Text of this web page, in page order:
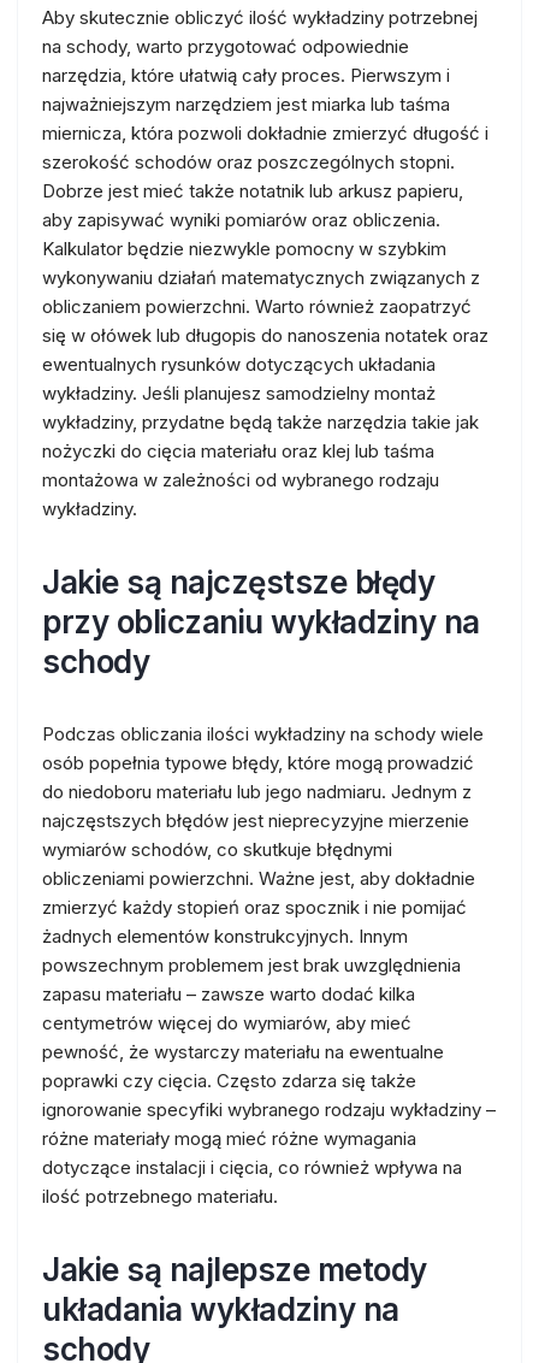
Aby skutecznie obliczyć ilość wykładziny potrzebnej
na schody, warto przygotować odpowiednie
narzędzia, które ułatwią cały proces. Pierwszym i
najważniejszym narzędziem jest miarka lub taśma
miernicza, która pozwoli dokładnie zmierzyć długość i
szerokość schodów oraz poszczególnych stopni.
Dobrze jest mieć także notatnik lub arkusz papieru,
aby zapisywać wyniki pomiarów oraz obliczenia.
Kalkulator będzie niezwykle pomocny w szybkim
wykonywaniu działań matematycznych związanych z
obliczaniem powierzchni. Warto również zaopatrzyć
się w ołówek lub długopis do nanoszenia notatek oraz
ewentualnych rysunków dotyczących układania
wykładziny. Jeśli planujesz samodzielny montaż
wykładziny, przydatne będą także narzędzia takie jak
nożyczki do cięcia materiału oraz klej lub taśma
montażowa w zależności od wybranego rodzaju
wykładziny.
Jakie są najczęstsze błędy
przy obliczaniu wykładziny na
schody
Podczas obliczania ilości wykładziny na schody wiele
osób popełnia typowe błędy, które mogą prowadzić
do niedoboru materiału lub jego nadmiaru. Jednym z
najczęstszych błędów jest nieprecyzyjne mierzenie
wymiarów schodów, co skutkuje błędnymi
obliczeniami powierzchni. Ważne jest, aby dokładnie
zmierzyć każdy stopień oraz spocznik i nie pomijać
żadnych elementów konstrukcyjnych. Innym
powszechnym problemem jest brak uwzględnienia
zapasu materiału – zawsze warto dodać kilka
centymetrów więcej do wymiarów, aby mieć
pewność, że wystarczy materiału na ewentualne
poprawki czy cięcia. Często zdarza się także
ignorowanie specyfiki wybranego rodzaju wykładziny –
różne materiały mogą mieć różne wymagania
dotyczące instalacji i cięcia, co również wpływa na
ilość potrzebnego materiału.
Jakie są najlepsze metody
układania wykładziny na
schody